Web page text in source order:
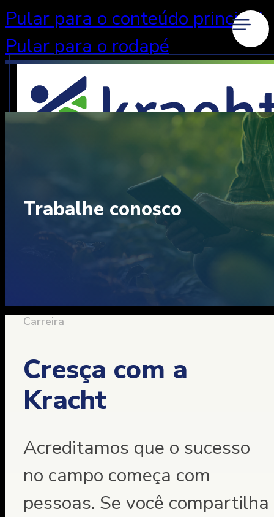
Pular para o conteúdo principal
Pular para o rodapé
Trabalhe conosco
Carreira
Cresça com a
Kracht
Acreditamos que o sucesso
no campo começa com
pessoas. Se você compartilha